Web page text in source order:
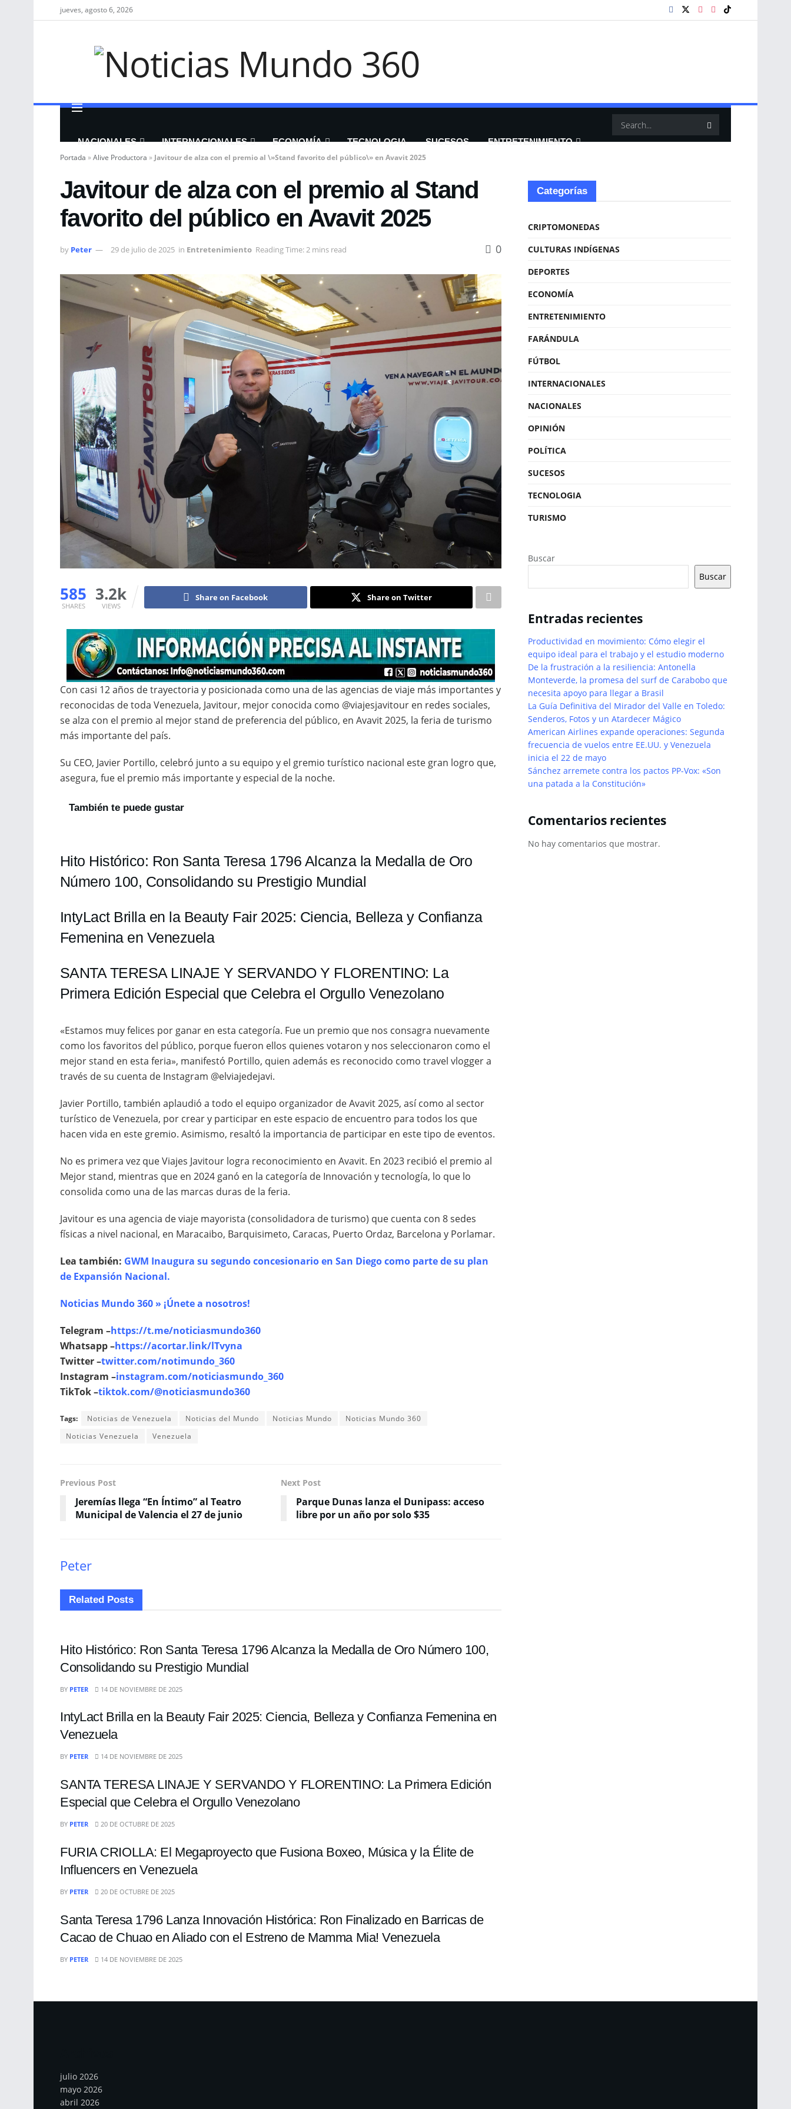
jueves, agosto 6, 2026
NACIONALES INTERNACIONALES ECONOMÍA TECNOLOGIA SUCESOS
ENTRETENIMIENTO
Portada »Alive Productora » Javitour de alza con el premio al \»Stand favorito del público\» en Avavit 2025
Javitour de alza con el premio al Stand
favorito del público en Avavit 2025
by Peter 29 de julio de 2025 in Entretenimiento Reading Time: 2 mins read 0
585
SHARES
3.2k
VIEWS
Share on Facebook Share on Twitter
Con casi 12 años de trayectoria y posicionada como una de las agencias de viaje más importantes y
reconocidas de toda Venezuela, Javitour, mejor conocida como @viajesjavitour en redes sociales,
se alza con el premio al mejor stand de preferencia del público, en Avavit 2025, la feria de turismo
más importante del país.
Su CEO, Javier Portillo, celebró junto a su equipo y el gremio turístico nacional este gran logro que,
asegura, fue el premio más importante y especial de la noche.
También te puede gustar
Hito Histórico: Ron Santa Teresa 1796 Alcanza la Medalla de Oro
Número 100, Consolidando su Prestigio Mundial
IntyLact Brilla en la Beauty Fair 2025: Ciencia, Belleza y Confianza
Femenina en Venezuela
SANTA TERESA LINAJE Y SERVANDO Y FLORENTINO: La
Primera Edición Especial que Celebra el Orgullo Venezolano
«Estamos muy felices por ganar en esta categoría. Fue un premio que nos consagra nuevamente
como los favoritos del público, porque fueron ellos quienes votaron y nos seleccionaron como el
mejor stand en esta feria», manifestó Portillo, quien además es reconocido como travel vlogger a
través de su cuenta de Instagram @elviajedejavi.
Javier Portillo, también aplaudió a todo el equipo organizador de Avavit 2025, así como al sector
turístico de Venezuela, por crear y participar en este espacio de encuentro para todos los que
hacen vida en este gremio. Asimismo, resaltó la importancia de participar en este tipo de eventos.
No es primera vez que Viajes Javitour logra reconocimiento en Avavit. En 2023 recibió el premio al
Mejor stand, mientras que en 2024 ganó en la categoría de Innovación y tecnología, lo que lo
consolida como una de las marcas duras de la feria.
Javitour es una agencia de viaje mayorista (consolidadora de turismo) que cuenta con 8 sedes
físicas a nivel nacional, en Maracaibo, Barquisimeto, Caracas, Puerto Ordaz, Barcelona y Porlamar.
Lea también: GWM Inaugura su segundo concesionario en San Diego como parte de su plan
de Expansión Nacional.
Noticias Mundo 360 » ¡Únete a nosotros!
Telegram –https://t.me/noticiasmundo360
Whatsapp –https://acortar.link/lTvyna
Twitter –twitter.com/notimundo_360
Instagram –instagram.com/noticiasmundo_360
TikTok –tiktok.com/@noticiasmundo360
Tags: Noticias de Venezuela Noticias del Mundo Noticias Mundo
Noticias Mundo 360
Noticias Venezuela
Venezuela
Previous Post
Jeremías llega “En Íntimo” al Teatro
Municipal de Valencia el 27 de junio
Next Post
Parque Dunas lanza el Dunipass: acceso
libre por un año por solo $35
Peter
Related Posts
Hito Histórico: Ron Santa Teresa 1796 Alcanza la Medalla de Oro Número 100,
Consolidando su Prestigio Mundial
BY PETER 14 DE NOVIEMBRE DE 2025
IntyLact Brilla en la Beauty Fair 2025: Ciencia, Belleza y Confianza Femenina en
Venezuela
BY PETER 14 DE NOVIEMBRE DE 2025
SANTA TERESA LINAJE Y SERVANDO Y FLORENTINO: La Primera Edición
Especial que Celebra el Orgullo Venezolano
BY PETER 20 DE OCTUBRE DE 2025
FURIA CRIOLLA: El Megaproyecto que Fusiona Boxeo, Música y la Élite de
Influencers en Venezuela
BY PETER 20 DE OCTUBRE DE 2025
Santa Teresa 1796 Lanza Innovación Histórica: Ron Finalizado en Barricas de
Cacao de Chuao en Aliado con el Estreno de Mamma Mia! Venezuela
BY PETER 14 DE NOVIEMBRE DE 2025
Categorías
CRIPTOMONEDAS
CULTURAS INDÍGENAS
DEPORTES
ECONOMÍA
ENTRETENIMIENTO
FARÁNDULA
FÚTBOL
INTERNACIONALES
NACIONALES
OPINIÓN
POLÍTICA
SUCESOS
TECNOLOGIA
TURISMO
Buscar
Buscar
Entradas recientes
Productividad en movimiento: Cómo elegir el
equipo ideal para el trabajo y el estudio moderno
De la frustración a la resiliencia: Antonella
Monteverde, la promesa del surf de Carabobo que
necesita apoyo para llegar a Brasil
La Guía Definitiva del Mirador del Valle en Toledo:
Senderos, Fotos y un Atardecer Mágico
American Airlines expande operaciones: Segunda
frecuencia de vuelos entre EE.UU. y Venezuela
inicia el 22 de mayo
Sánchez arremete contra los pactos PP-Vox: «Son
una patada a la Constitución»
Comentarios recientes
No hay comentarios que mostrar.
julio 2026
mayo 2026
abril 2026